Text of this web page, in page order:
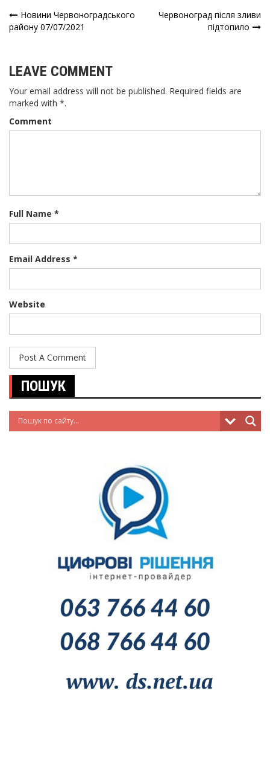
Навігація
Новини Червоноградського
району 07/07/2021
Червоноград після зливи
підтопило
LEAVE COMMENT
Your email address will not be published. Required fields are
marked with *.
Comment
Full Name *
Email Address *
Website
ПОШУК